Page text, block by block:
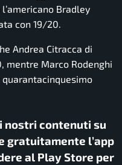
Bradley
con 19/20.
Andrea Citracca di
mentre Marco Rodenghi
nostri contenuti su
gratuitamente l’app
al Play Store per